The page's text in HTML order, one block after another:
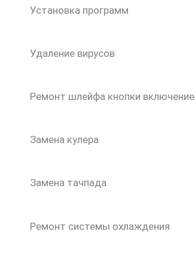
Установка программ
Удаление вирусов
Ремонт шлейфа кнопки включение
Замена кулера
Замена тачпада
Ремонт системы охлаждения